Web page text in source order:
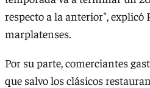
respecto a la anterior", explicó
marplatenses.
Por su parte, comerciantes
que salvo los clásicos